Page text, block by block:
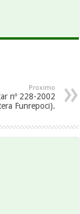
Proximo
nº 228-2002
Funrepoci).